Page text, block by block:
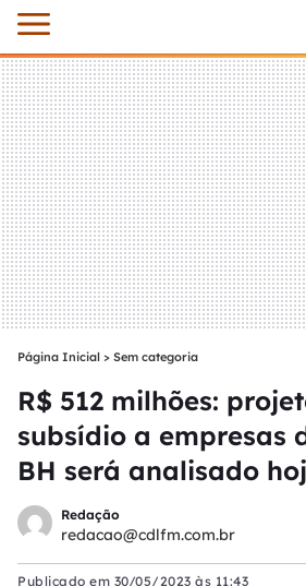
Página Inicial > Sem categoria
R$ 512 milhões:
subsídio a empresas
BH será analisado
Redação
redacao@cdlfm.com.br
Publicado em 30/05/2023 às 11:43